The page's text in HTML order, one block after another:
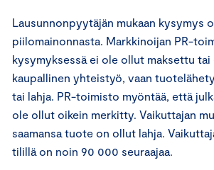
Lausunnonpyytäjän mukaan kysymys
piilomainonnasta. Markkinoijan PR-
kysymyksessä ei ole ollut maksettu
kaupallinen yhteistyö, vaan
tai lahja. PR-toimisto myöntää, että
ole ollut oikein merkitty. Vaikuttajan
saamansa tuote on ollut lahja.
tilillä on noin 90 000 seuraajaa.